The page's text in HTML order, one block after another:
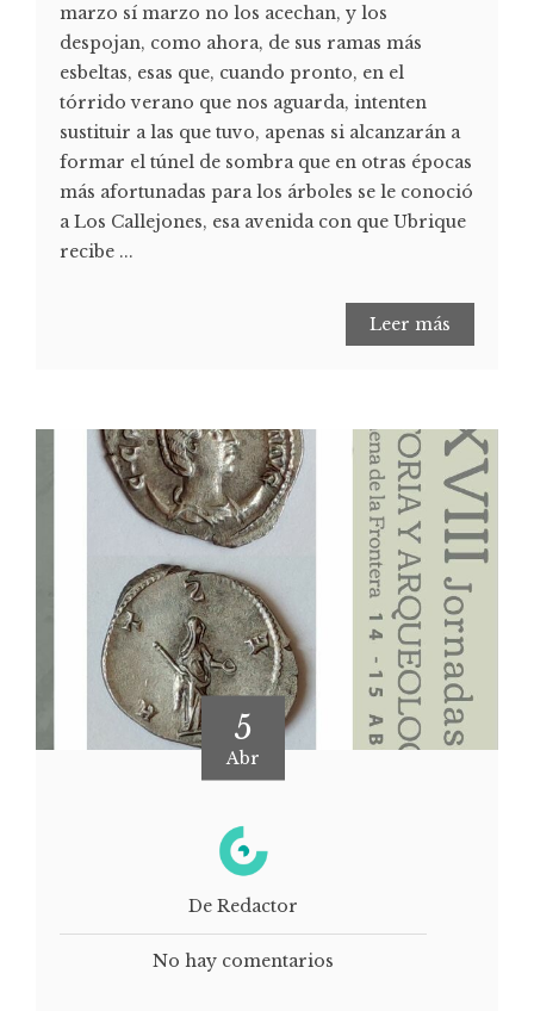
marzo sí marzo no los acechan, y los
despojan, como ahora, de sus ramas más
esbeltas, esas que, cuando pronto, en el
tórrido verano que nos aguarda, intenten
sustituir a las que tuvo, apenas si alcanzarán a
formar el túnel de sombra que en otras épocas
más afortunadas para los árboles se le conoció
a Los Callejones, esa avenida con que Ubrique
recibe ...
Leer más
5
Abr
De Redactor
No hay comentarios